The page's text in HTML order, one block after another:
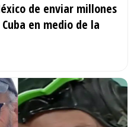
de enviar millones
en medio de la